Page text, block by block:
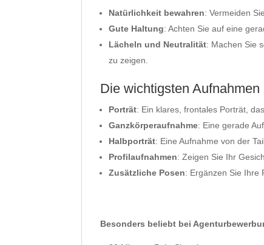
Natürlichkeit bewahren: Vermeiden
Gute Haltung: Achten Sie auf eine
Lächeln und Neutralität: Machen Sie
zu zeigen.
Die wichtigsten Aufnahmen
Porträt: Ein klares, frontales Porträt,
Ganzkörperaufnahme: Eine gerade
Halbporträt: Eine Aufnahme von der
Profilaufnahmen: Zeigen Sie Ihr
Zusätzliche Posen: Ergänzen Sie Ihre
Besonders beliebt bei